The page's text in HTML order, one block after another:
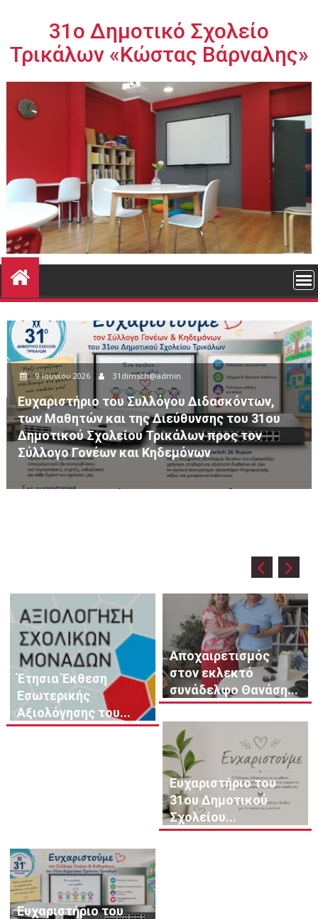
περιεχόμενο31ο Δημοτικό Σχολείο
Τρικάλων «Κώστας Βάρναλης»
31ου
8 Ιουνίου 2026 31dimsch@admin
Ημερήσια Εκπαιδευτική Εκδρομή του
Δημοτικού Σχολείου Τρικάλων στον
Βησσαρίωνα Πύλης
Έτησια Έκθεση
Εσωτερικής
Αξιολόγησης του...
Αποχαιρετισμός
στον εκλεκτό
συνάδελφο Θανάση...
Ευχαριστήριο του
31ου Δημοτικού
Σχολείου...
Ευχαριστήριο του